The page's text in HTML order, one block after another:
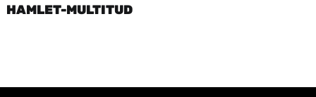
HAMLET-MULTITUD